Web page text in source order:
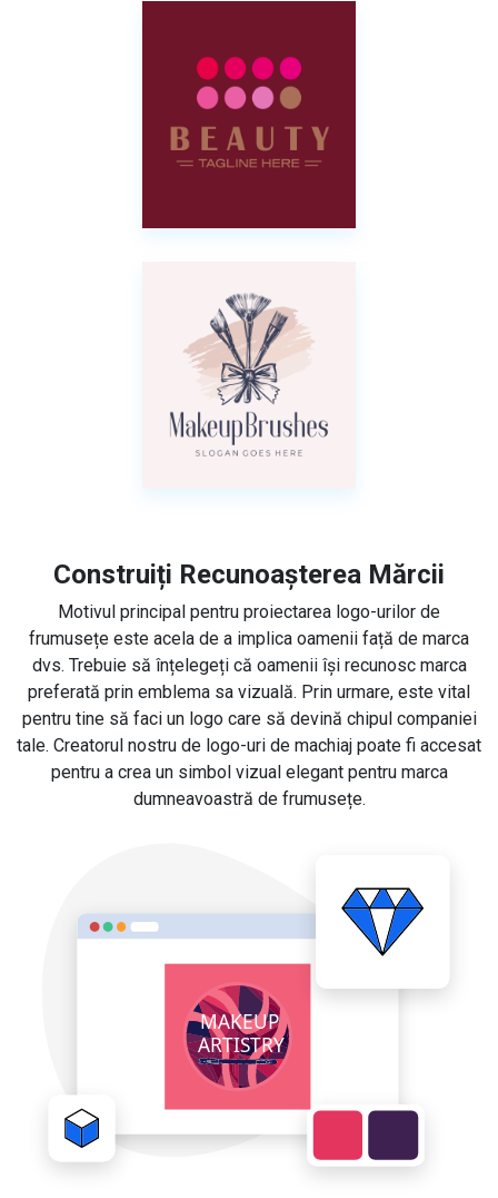
Construiți Recunoașterea Mărcii
Motivul principal pentru proiectarea logo-urilor de
frumusețe este acela de a implica oamenii față de marca
dvs. Trebuie să înțelegeți că oamenii își recunosc marca
preferată prin emblema sa vizuală. Prin urmare, este vital
pentru tine să faci un logo care să devină chipul companiei
tale. Creatorul nostru de logo-uri de machiaj poate fi accesat
pentru a crea un simbol vizual elegant pentru marca
dumneavoastră de frumusețe.